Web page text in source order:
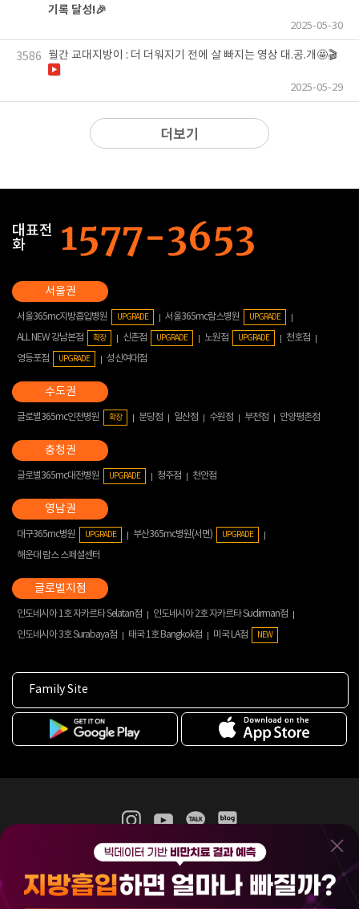
기록 달성!🎉
2025-05-30
3586 월간 교대지방이 : 더 더워지기 전에 살 빠지는 영상 대.공.개🤩🎬
2025-05-29
더보기
대표전
화
서울365mc지방흡입병원 UPGRADE 서울365mc람스병원 UPGRADE
ALL NEW 강남본점 확장 신촌점 UPGRADE 노원점 UPGRADE
천호점
영등포점
UPGRADE 성신여대점
글로벌365mc인천병원 확장 분당점 일산점 수원점 부천점 안양평촌점
글로벌365mc대전병원 UPGRADE 청주점 천안점
대구365mc병원 UPGRADE 부산365mc병원(서면) UPGRADE
해운대 람스 스페셜센터
인도네시아 1호 자카르타 Selatan점
인도네시아 2호 자카르타 Sudirman점
인도네시아 3호 Surabaya점
태국 1호 Bangkok점 미국 LA점 NEW
Family Site
365mc 병·의원 이용약관
홈페이지 이용약관
비급여진료수가
(주)365mcㅣ서울특별시 서초구 서초대로52길 7, 3~4층(서초동, 제일빌딩)